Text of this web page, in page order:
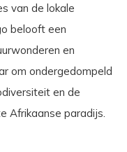
van de lokale
belooft een
en
om ondergedompeld
en de
Afrikaanse paradijs.